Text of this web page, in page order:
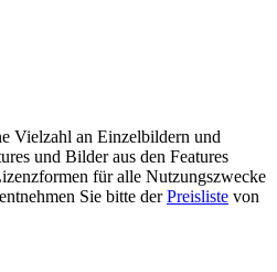
Vielzahl an Einzelbildern und
und Bilder aus den Features
für alle Nutzungszwecke
Sie bitte derPreisliste von